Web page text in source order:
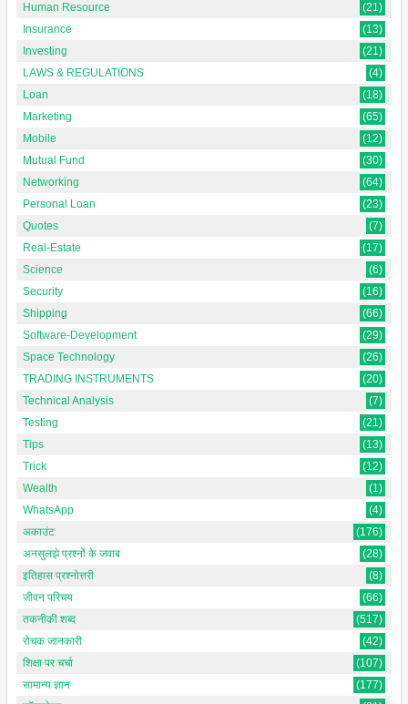
Human Resource
(21)
Insurance
(13)
Investing
(21)
LAWS & REGULATIONS
(4)
Loan
(18)
Marketing
(65)
Mobile
(12)
Mutual Fund
(30)
Networking
(64)
Personal Loan
(23)
Quotes
(7)
Real-Estate
(17)
Science
(6)
Security
(16)
Shipping
(66)
Software-Development
(29)
Space Technology
(26)
TRADING INSTRUMENTS
(20)
Technical Analysis
(7)
Testing
(21)
Tips
(13)
Trick
(12)
Wealth
(1)
WhatsApp
(4)
अकाउंट
(176)
अनसुलझे प्रश्नों के जवाब
(28)
इतिहास प्रश्नोत्तरी
(8)
जीवन परिचय
(66)
तकनीकी शब्द
(517)
रोचक जानकारी
(42)
शिक्षा पर चर्चा
(107)
सामान्य ज्ञान
(177)